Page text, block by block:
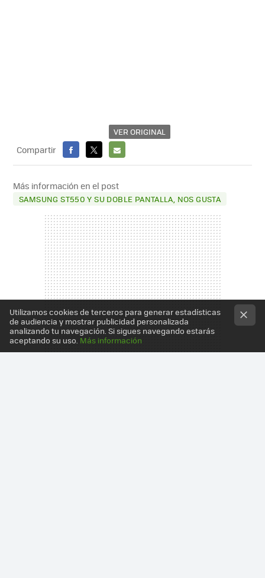
VER ORIGINAL
Compartir
FACEBOOK
X
E-
MAIL
Más información en el post
SAMSUNG ST550 Y SU DOBLE PANTALLA, NOS GUSTA
Utilizamos cookies de terceros para generar estadísticas
de audiencia y mostrar publicidad personalizada
analizando tu navegación. Si sigues navegando estarás
aceptando su uso. Más información